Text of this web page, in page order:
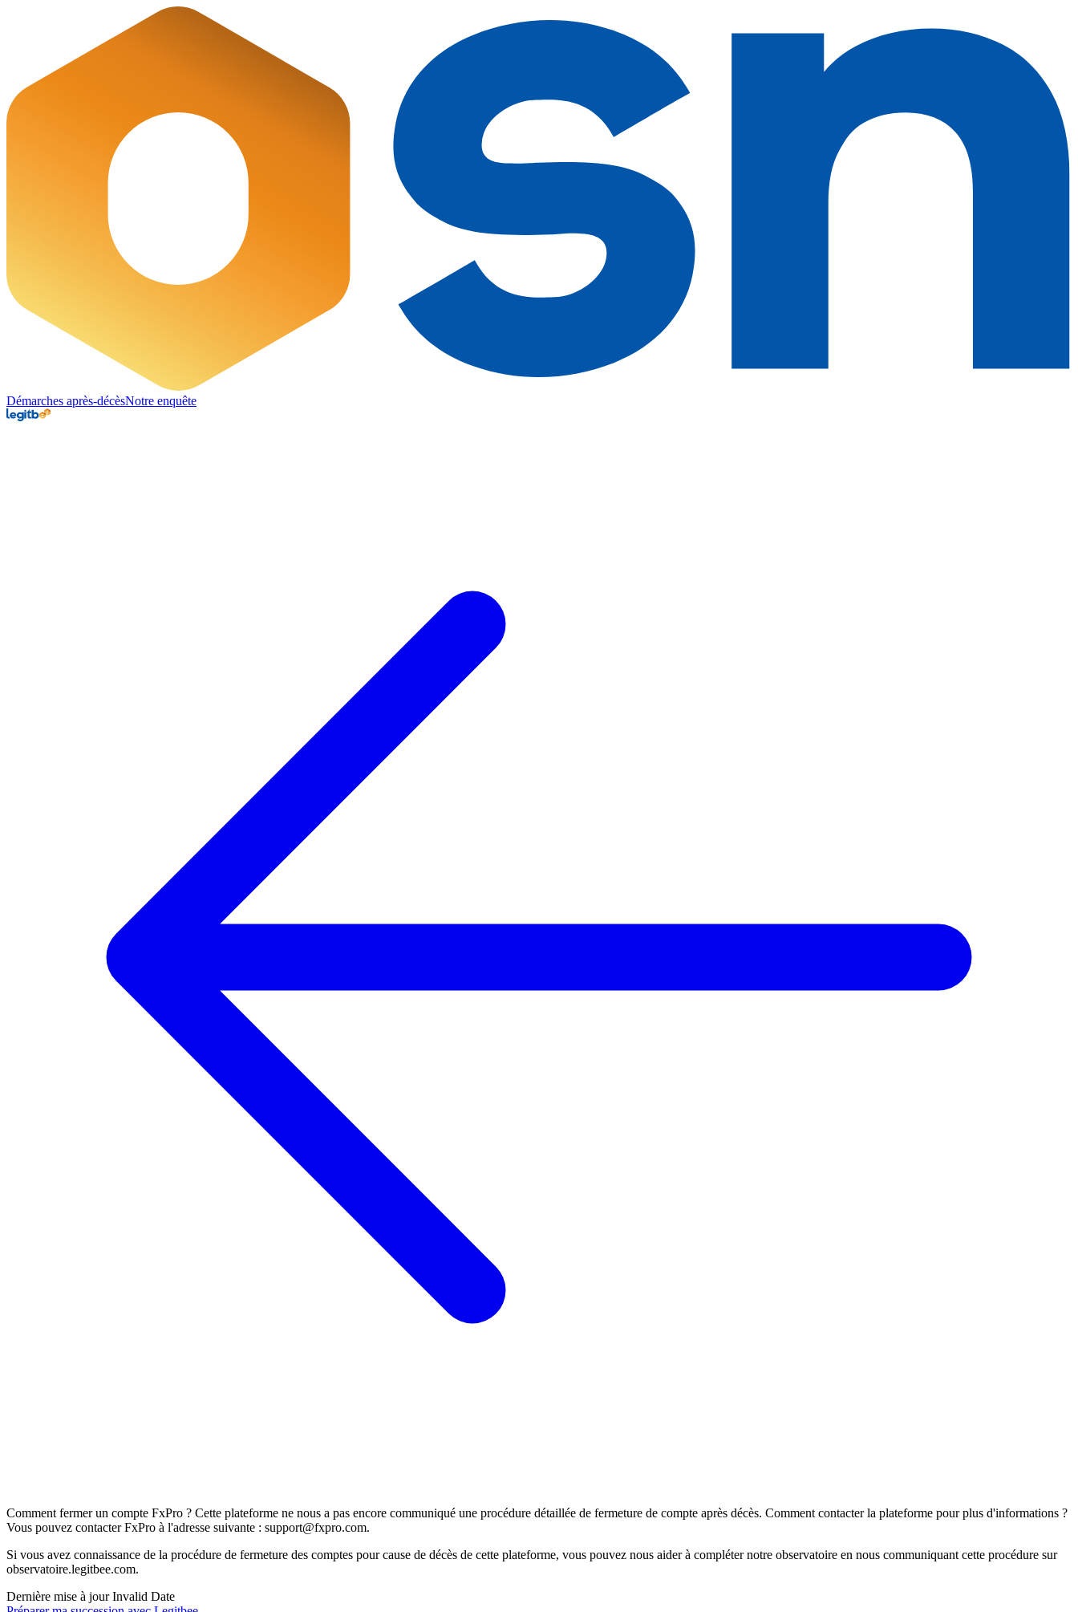
Démarches après-décèsNotre enquête
Comment fermer un compte FxPro ? Cette plateforme ne nous a pas encore communiqué une procédure détaillée de fermeture de compte après décès. Comment contacter la plateforme pour plus d'informations ?
Vous pouvez contacter FxPro à l'adresse suivante : support@fxpro.com.
Si vous avez connaissance de la procédure de fermeture des comptes pour cause de décès de cette plateforme, vous pouvez nous aider à compléter notre observatoire en nous communiquant cette procédure sur
observatoire.legitbee.com.
Dernière mise à jour Invalid Date